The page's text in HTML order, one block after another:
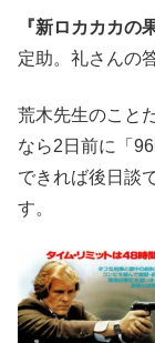
『新ロカカカの
定助。礼さんの
荒木先生のこと
なら2日前に「
できれば後日談
す。